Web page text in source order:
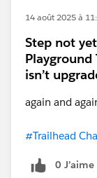
14 août 2025 à
Step not
Playground
isn’t
again and
#Trailhead
0 J’aime